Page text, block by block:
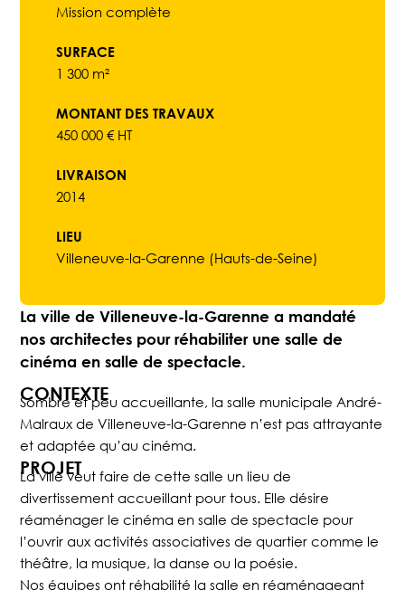
Mission complète
SURFACE
1 300 m²
MONTANT DES TRAVAUX
450 000 € HT
LIVRAISON
2014
LIEU
Villeneuve-la-Garenne (Hauts-de-Seine)
La ville de Villeneuve-la-Garenne a mandaté
nos architectes pour réhabiliter une salle de
cinéma en salle de spectacle.
CONTEXTE
Sombre et peu accueillante, la salle municipale André-
Malraux de Villeneuve-la-Garenne n’est pas attrayante
et adaptée qu’au cinéma.
PROJET
La ville veut faire de cette salle un lieu de
divertissement accueillant pour tous. Elle désire
réaménager le cinéma en salle de spectacle pour
l’ouvrir aux activités associatives de quartier comme le
théâtre, la musique, la danse ou la poésie.
Nos équipes ont réhabilité la salle en réaménageant